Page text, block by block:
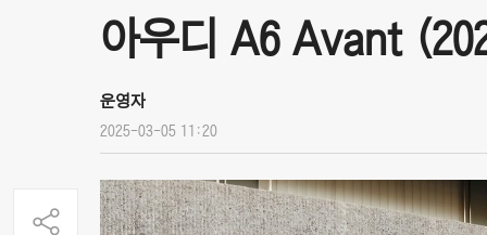
아우디 A6 Avant
운영자
2025-03-05 11:20